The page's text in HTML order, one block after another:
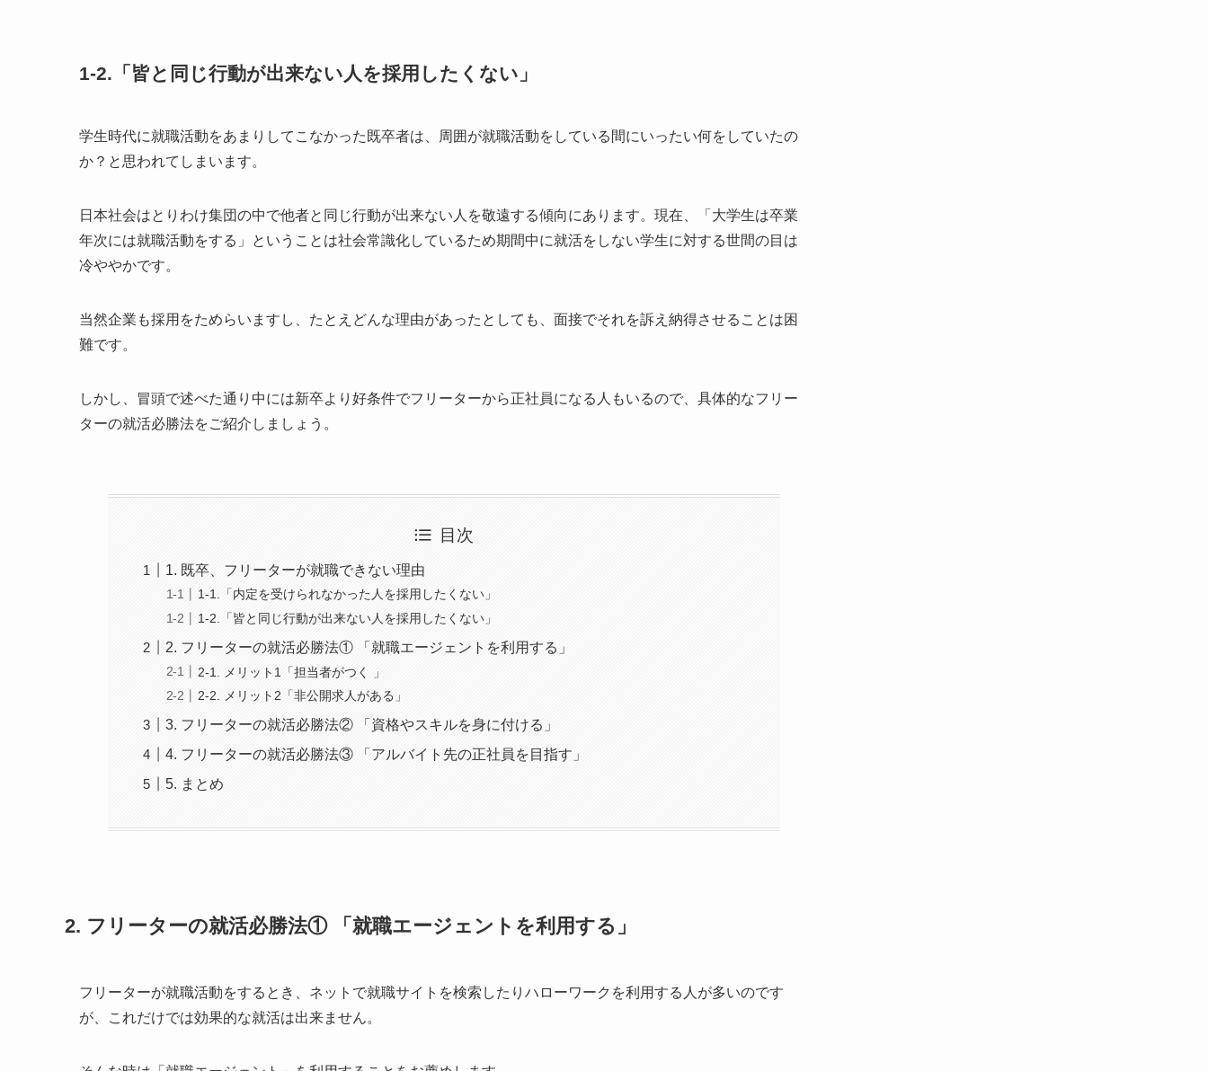
1-2.「皆と同じ行動が出来ない人を採用したくない」
学生時代に就職活動をあまりしてこなかった既卒者は、周囲が就職活動をしている間にいったい何をしていたの
か？と思われてしまいます。
日本社会はとりわけ集団の中で他者と同じ行動が出来ない人を敬遠する傾向にあります。現在、「大学生は卒業
年次には就職活動をする」ということは社会常識化しているため期間中に就活をしない学生に対する世間の目は
冷ややかです。
当然企業も採用をためらいますし、たとえどんな理由があったとしても、面接でそれを訴え納得させることは困
難です。
しかし、冒頭で述べた通り中には新卒より好条件でフリーターから正社員になる人もいるので、具体的なフリー
ターの就活必勝法をご紹介しましょう。
目次
1. 既卒、フリーターが就職できない理由
1-1.「内定を受けられなかった人を採用したくない」
1-2.「皆と同じ行動が出来ない人を採用したくない」
2. フリーターの就活必勝法① 「就職エージェントを利用する」
2-1. メリット1「担当者がつく 」
2-2. メリット2「非公開求人がある」
3. フリーターの就活必勝法② 「資格やスキルを身に付ける」
4. フリーターの就活必勝法③ 「アルバイト先の正社員を目指す」
5. まとめ
2. フリーターの就活必勝法① 「就職エージェントを利用する」
フリーターが就職活動をするとき、ネットで就職サイトを検索したりハローワークを利用する人が多いのです
が、これだけでは効果的な就活は出来ません。